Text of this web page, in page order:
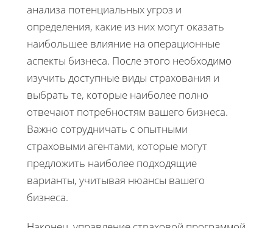
анализа потенциальных угроз и
определения, какие из них могут оказать
наибольшее влияние на операционные
аспекты бизнеса. После этого необходимо
изучить доступные виды страхования и
выбрать те, которые наиболее полно
отвечают потребностям вашего бизнеса.
Важно сотрудничать с опытными
страховыми агентами, которые могут
предложить наиболее подходящие
варианты, учитывая нюансы вашего
бизнеса.